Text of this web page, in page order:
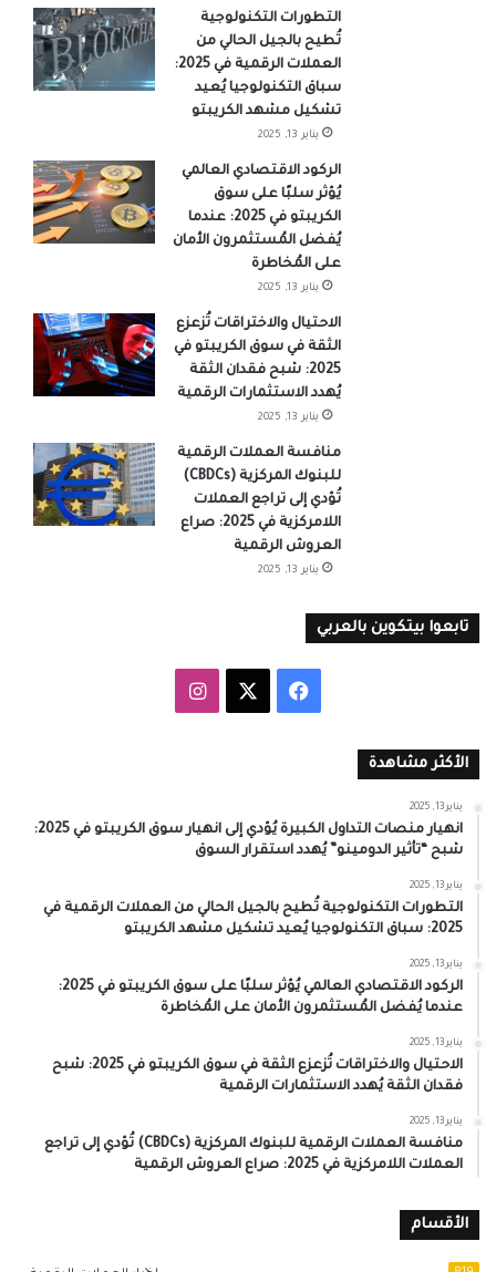
التطورات التكنولوجية
تُطيح بالجيل الحالي من
العملات الرقمية في 2025:
سباق التكنولوجيا يُعيد
تشكيل مشهد الكريبتو
يناير 13, 2025
الركود الاقتصادي العالمي
يُؤثر سلبًا على سوق
الكريبتو في 2025: عندما
يُفضل المُستثمرون الأمان
على المُخاطرة
يناير 13, 2025
الاحتيال والاختراقات تُزعزع
الثقة في سوق الكريبتو في
2025: شبح فقدان الثقة
يُهدد الاستثمارات الرقمية
يناير 13, 2025
منافسة العملات الرقمية
للبنوك المركزية (CBDCs)
تُؤدي إلى تراجع العملات
اللامركزية في 2025: صراع
العروش الرقمية
يناير 13, 2025
تابعوا بيتكوين بالعربي
فيسبوك انستقرام
الأكثر مشاهدة
يناير 13, 2025
انهيار منصات التداول الكبيرة يُؤدي إلى انهيار سوق الكريبتو في 2025:
شبح “تأثير الدومينو” يُهدد استقرار السوق
يناير 13, 2025
التطورات التكنولوجية تُطيح بالجيل الحالي من العملات الرقمية في
2025: سباق التكنولوجيا يُعيد تشكيل مشهد الكريبتو
يناير 13, 2025
الركود الاقتصادي العالمي يُؤثر سلبًا على سوق الكريبتو في 2025:
عندما يُفضل المُستثمرون الأمان على المُخاطرة
يناير 13, 2025
الاحتيال والاختراقات تُزعزع الثقة في سوق الكريبتو في 2025: شبح
فقدان الثقة يُهدد الاستثمارات الرقمية
يناير 13, 2025
منافسة العملات الرقمية للبنوك المركزية (CBDCs) تُؤدي إلى تراجع
العملات اللامركزية في 2025: صراع العروش الرقمية
الأقسام